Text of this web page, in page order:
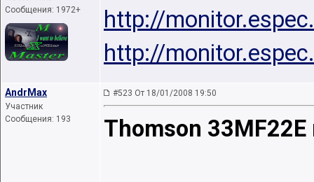
Сообщения: 1972+
http://
http://
AndrMax
Участник
Сообщения: 193
#523 От 18/01/2008 19:50
Thomson